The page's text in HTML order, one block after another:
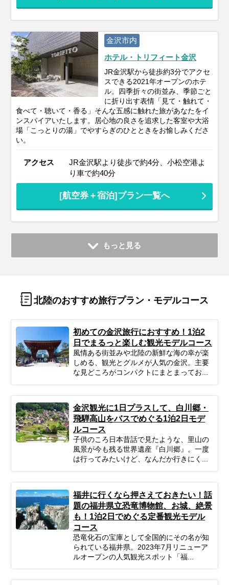
金沢市内
ホテル・トリフィート金沢
JR金沢駅から徒歩約3分でアクセ
スできる2021年オープンのホテ
ル。四季折々の街並み、季節ごと
に折り出す表情「見て・触れて・
食べて・聴いて・香る」そんな五感に触れた旅があなたをイ
ンスパイアいたします。居心地の良さを追求した客室や大浴
場「こっとりの湯」でやすらぎのひとときをお愉しみくださ
い。
アクセス
JR金沢駅より徒歩で約4分、小松空港よ
り車で約40分
[航空券＋宿泊]プラン一覧へ
もっと見る
北陸のおすすめ旅行プラン・モデルコース
初めての金沢旅行におすすめ！1泊2
日でまるっと楽しむ観光モデルコース
風情ある街並みや北陸の新鮮な海の幸が楽
しめる、観光とグルメが人気の金沢。主要
な見どころがコンパクトにまとまってお...
金沢観光に1日プラスして、白川郷・
飛騨高山をバスでめぐる1泊2日モデ
ルコース
子供のころ日本昔話で見たような、里山の
風景が今も残る世界遺産『白川郷』。一度
は行ってみたいけど、なんだか行きにく...
福井に行くなら押さえておきたい！話
題の福井県立恐竜博物館、お城、絶景
も！1泊2日でめぐる定番観光モデル
コース
恐竜化石の宝庫として全国的にその名が知
られている福井県。2023年7月リニューア
ルオープンの人気観光スポット「福...